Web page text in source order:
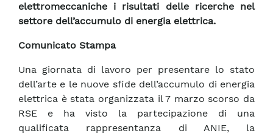
elettromeccaniche i risultati delle ricerche nel
settore dell’accumulo di energia elettrica.
Comunicato Stampa
Una giornata di lavoro per presentare lo stato
dell’arte e le nuove sfide dell’accumulo di energia
elettrica è stata organizzata il 7 marzo scorso da
RSE e ha visto la partecipazione di una
qualificata rappresentanza di ANIE, la